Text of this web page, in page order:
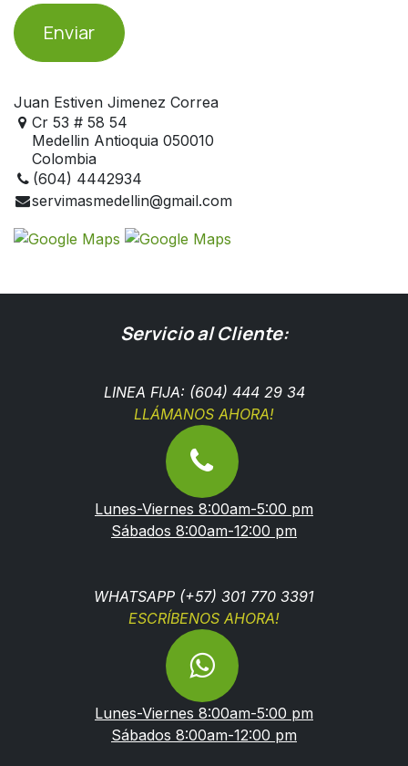
Enviar
Juan Estiven Jimenez Correa
Cr 53 # 58 54
Medellin Antioquia 050010
Colombia
(604) 4442934
servimasmedellin@gmail.com
Servicio al Cliente:
LINEA FIJA: (604) 444 29 34
LLÁMANOS AHORA!
Lunes-Viernes 8:00am-5:00 pm
Sábados 8:00am-12:00 pm
WHATSAPP (+57) 301 770 3391
ESCRÍBENOS AHORA!
Lunes-Viernes 8:00am-5:00 pm
Sábados 8:00am-12:00 pm